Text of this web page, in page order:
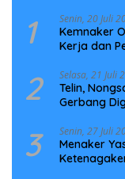
1 Senin, 20 Juli
Kemnaker
Kerja dan
2 Selasa, 21 Juli
Telin,
Gerbang
3 Senin, 27 Juli
Menaker